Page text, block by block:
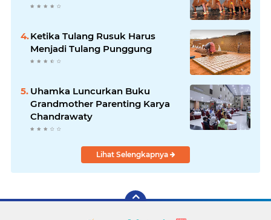
Ketika Tulang Rusuk Harus
Menjadi Tulang Punggung
Uhamka Luncurkan Buku
Grandmother Parenting Karya
Chandrawaty
Lihat Selengkapnya